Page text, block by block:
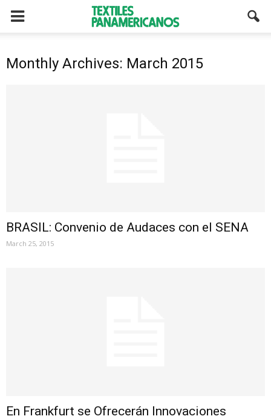
Monthly Archives: March 2015
BRASIL: Convenio de Audaces con el SENA
March 25, 2015
En Frankfurt se Ofrecerán Innovaciones